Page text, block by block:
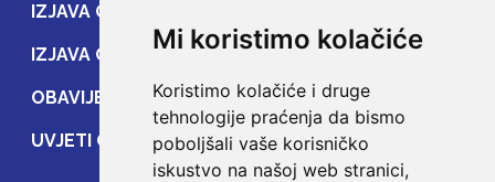
Mi koristimo kolačiće
Koristimo kolačiće i druge
tehnologije praćenja da bismo
poboljšali vaše korisničko
iskustvo na našoj web stranici,
IZJAVA O ZAŠTITI OSOBNIH PODATAKA
IZJAVA O ZAŠTITI PRIJENOSA PODATAKA
OBAVIJEST POTROŠAČIMA
UVJETI OSIGURANJA